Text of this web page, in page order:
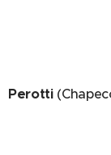
Perotti